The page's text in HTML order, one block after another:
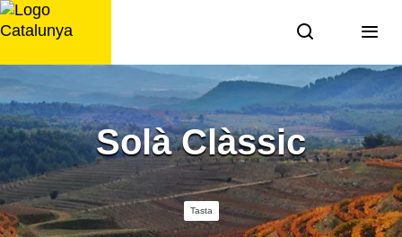
Saltar
al
Solà Clàssic
Tasta